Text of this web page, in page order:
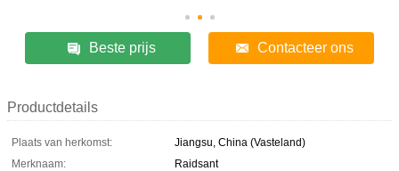
Beste prijs Contacteer ons
Productdetails
Plaats van herkomst:
Jiangsu, China (Vasteland)
Merknaam:
Raidsant